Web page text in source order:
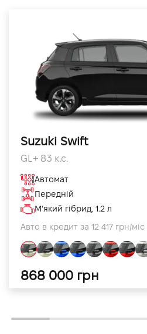
Suzuki Swift
GL+ 83 к.с.
Автомат
Передній
М'який гібрид, 1.2 л
Авто в кредит за 12 417 грн/міс
868 000 грн